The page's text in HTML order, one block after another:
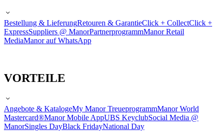
Bestellung & LieferungRetouren & GarantieClick + CollectClick +
ExpressSuppliers @ ManorPartnerprogrammManor Retail
MediaManor auf WhatsApp
VORTEILE
Angebote & KatalogeMy Manor TreueprogrammManor World
Mastercard®Manor Mobile AppUBS KeyclubSocial Media @
ManorSingles DayBlack FridayNational Day